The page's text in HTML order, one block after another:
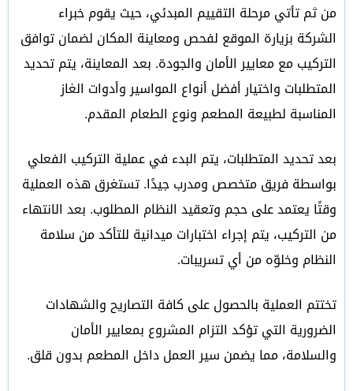
من ثم تأتي مرحلة التقييم المبدئي، حيث يقوم خبراء
الشركة بزيارة الموقع لفحص ومعاينة المكان لضمان توافق
التركيب مع معايير الأمان والجودة. بعد المعاينة، يتم تحديد
المتطلبات واختيار أفضل أنواع المواسير وأدوات الغاز
المناسبة لطبيعة المطعم ونوع الطعام المقدم.
بعد تحديد المتطلبات، يتم البدء في عملية التركيب الفعلي
بواسطة فريق متخصص ومدرب جيدًا. تستغرق هذه العملية
وقتًا يعتمد على حجم وتعقيد النظام المطلوب. بعد الانتهاء
من التركيب، يتم إجراء اختبارات ميدانية للتأكد من سلامة
النظام وخلوّه من أي تسريبات.
تختتم العملية بالحصول على كافة التصاريح والشهادات
الضرورية التي تؤكد التزام المشروع بمعايير الأمان
والسلامة، مما يضمن سير العمل داخل المطعم بدون قلق.